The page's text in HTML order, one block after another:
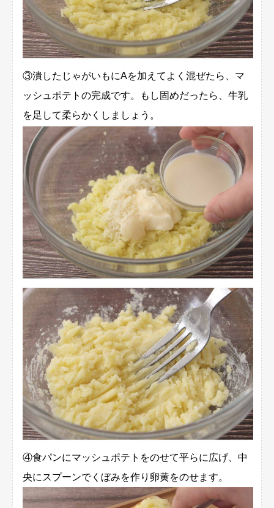
③潰したじゃがいもにAを加えてよく混ぜたら、マ
ッシュポテトの完成です。もし固めだったら、牛乳
を足して柔らかくしましょう。
④食パンにマッシュポテトをのせて平らに広げ、中
央にスプーンでくぼみを作り卵黄をのせます。